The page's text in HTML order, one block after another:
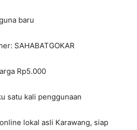
baru
SAHABATGOKAR
Rp5.000
satu kali penggunaan
lokal asli Karawang, siap